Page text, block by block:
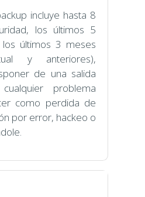
incluye hasta 8
los últimos 5
últimos 3 meses
y anteriores),
de una salida
problema
como perdida de
por error, hackeo o